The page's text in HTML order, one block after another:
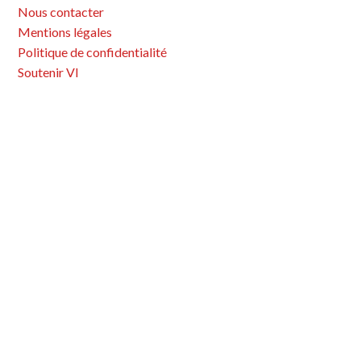
Nous contacter
Mentions légales
Politique de confidentialité
Soutenir VI